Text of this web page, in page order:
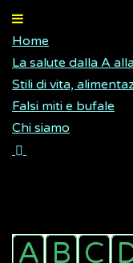
Home
La salute dalla A
Stili di vita,
Falsi miti e bufale
Chi siamo